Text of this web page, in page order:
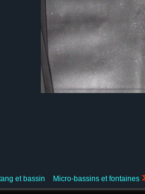
et bassin Micro-bassins et fontaines